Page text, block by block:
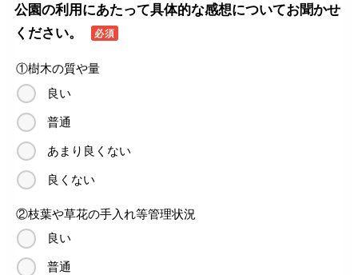
公園の利用にあたって具体的な感想についてお聞かせ
ください。
必須
①樹木の質や量
良い
普通
あまり良くない
良くない
②枝葉や草花の手入れ等管理状況
良い
普通